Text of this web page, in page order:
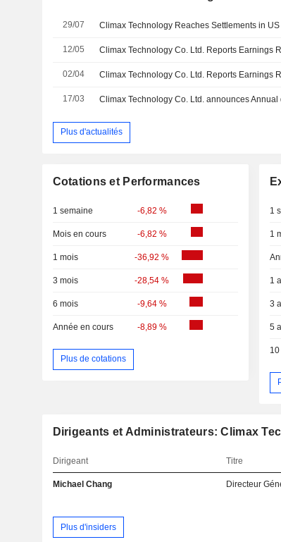
29/07 Climax Technology Reaches Settlements in
12/05
02/04
17/03
Plus d'actualités
Cotations et Performances
1 semaine -6,82 %
Mois en cours -6,82 %
1 mois -36,92 %
3 mois -28,54 %
6 mois -9,64 %
Année en cours -8,89 %
Plus de cotations
1
1
1
3
5
Dirigeants et Administrateurs: Climax
Dirigeant Titre
Michael Chang Directeur
Plus d'insiders